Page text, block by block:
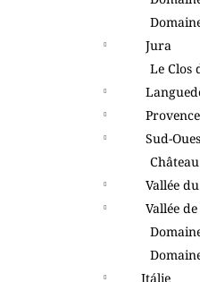
Jura
Le Clos
Provence
Sud-
Vallée
Vallée
Itálie